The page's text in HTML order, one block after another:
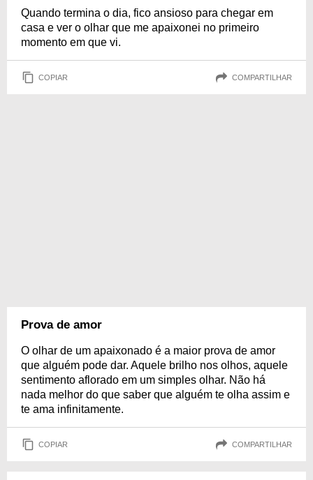
Quando termina o dia, fico ansioso para chegar em
casa e ver o olhar que me apaixonei no primeiro
momento em que vi.
COPIAR COMPARTILHAR
Prova de amor
O olhar de um apaixonado é a maior prova de amor
que alguém pode dar. Aquele brilho nos olhos, aquele
sentimento aflorado em um simples olhar. Não há
nada melhor do que saber que alguém te olha assim e
te ama infinitamente.
COPIAR COMPARTILHAR